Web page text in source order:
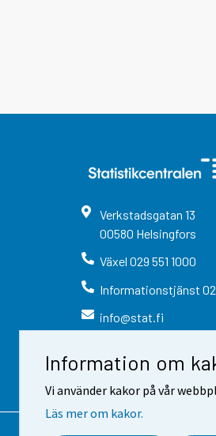
Information om
Vi använder kakor på vår
Läs mer om kakor.
Verkstadsgatan 13
00580 Helsingfors
Växel 029 551 1000
Informationstjänst
info@stat.fi